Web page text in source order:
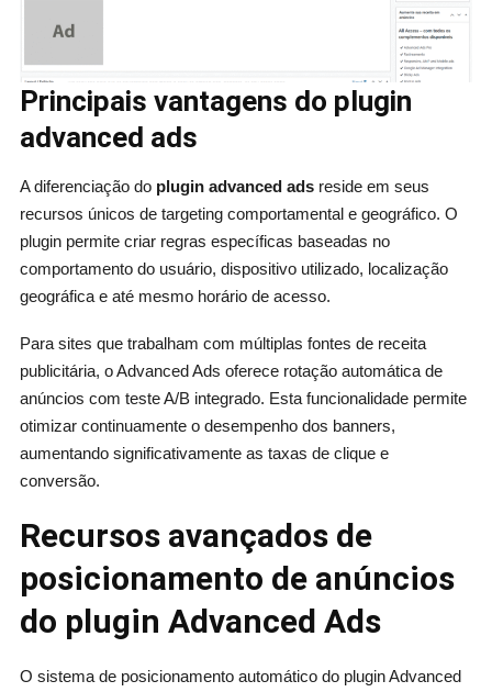
Principais vantagens do plugin
advanced ads
A diferenciação do plugin advanced adsreside em seus
recursos únicos de targeting comportamental e geográfico. O
plugin permite criar regras específicas baseadas no
comportamento do usuário, dispositivo utilizado, localização
geográfica e até mesmo horário de acesso.
Para sites que trabalham com múltiplas fontes de receita
publicitária, o Advanced Ads oferece rotação automática de
anúncios com teste A/B integrado. Esta funcionalidade permite
otimizar continuamente o desempenho dos banners,
aumentando significativamente as taxas de clique e
conversão.
Recursos avançados de
posicionamento de anúncios
do plugin Advanced Ads
O sistema de posicionamento automático do plugin Advanced